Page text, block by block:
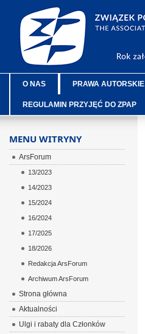
O NAS PRAWA AUTORSKIE
REGULAMIN PRZYJĘĆ DO ZPAP
MENU WITRYNY
ArsForum
13/2023
14/2023
15/2024
16/2024
17/2025
18/2026
Redakcja ArsForum
Archiwum ArsForum
Strona główna
Aktualności
Ulgi i rabaty dla Członków